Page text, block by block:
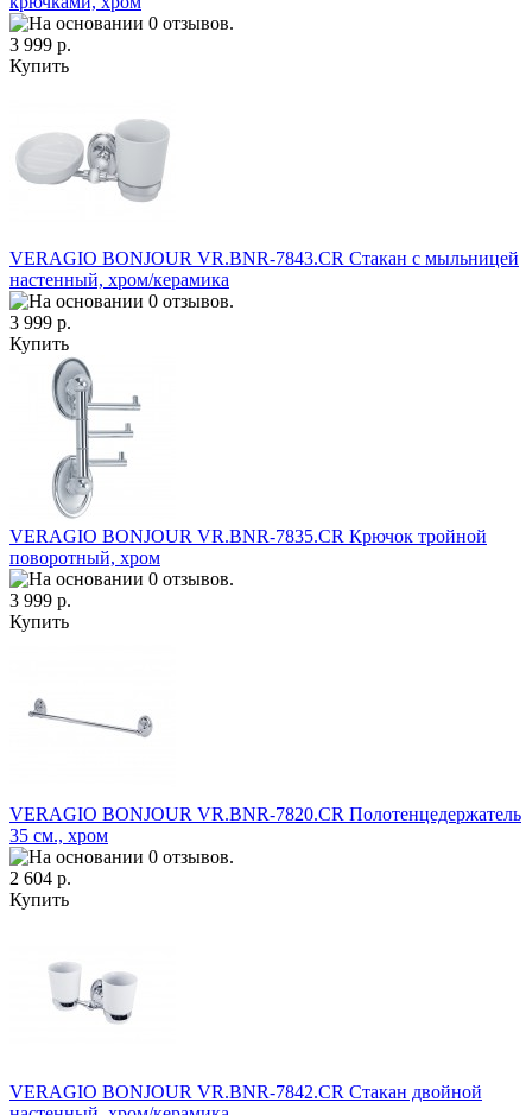
3 999 р.
Купить
VERAGIO BONJOUR VR.BNR-7843.CR Стакан с мыльницей
настенный, хром/керамика
3 999 р.
Купить
VERAGIO BONJOUR VR.BNR-7835.CR Крючок тройной
поворотный, хром
3 999 р.
Купить
VERAGIO BONJOUR VR.BNR-7820.CR Полотенцедержатель
35 см., хром
2 604 р.
Купить
VERAGIO BONJOUR VR.BNR-7842.CR Стакан двойной